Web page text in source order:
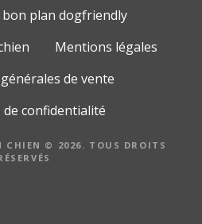
plan dogfriendly
Mentions légales
de vente
de confidentialité
CHIEN © 2026. TOUS DROITS